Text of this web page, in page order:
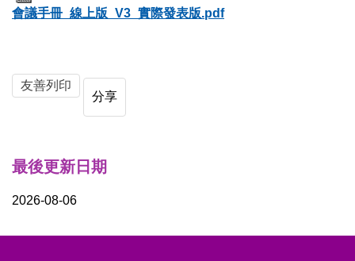
會議手冊_線上版_V3_實際發表版.pdf
友善列印
分享
最後更新日期
2026-08-06